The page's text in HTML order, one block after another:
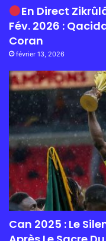
En Direct
Fév. 2026 :
Coran
février 13, 2026
Can 2025 : Le